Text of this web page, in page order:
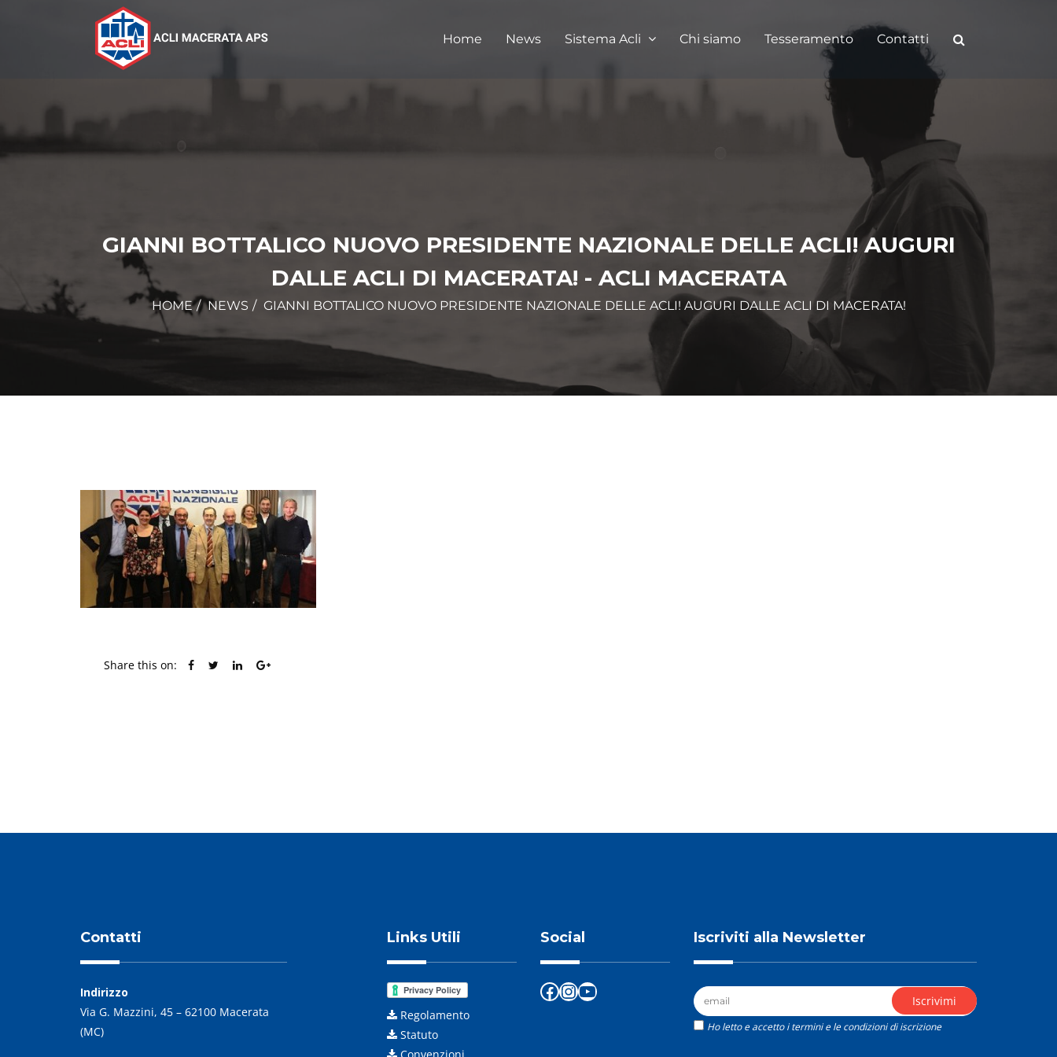
Home News Sistema Acli Chi siamo Tesseramento Contatti
GIANNI BOTTALICO NUOVO PRESIDENTE NAZIONALE DELLE ACLI! AUGURI
DALLE ACLI DI MACERATA! - ACLI MACERATA
HOME NEWS GIANNI BOTTALICO NUOVO PRESIDENTE NAZIONALE DELLE ACLI! AUGURI DALLE ACLI DI MACERATA!
Share this on:
Contatti
Indirizzo
Via G. Mazzini, 45 – 62100 Macerata
(MC)
Links Utili
Regolamento
Statuto
Social
Facebook
Instagram
YouTube
Iscriviti alla Newsletter
Ho letto e accetto i termini e le condizioni di iscrizione